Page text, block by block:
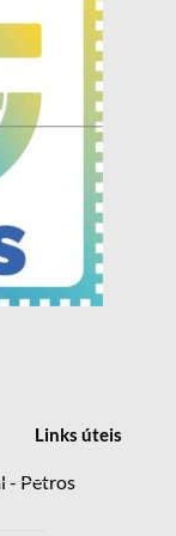
Linksúteis
- Petros